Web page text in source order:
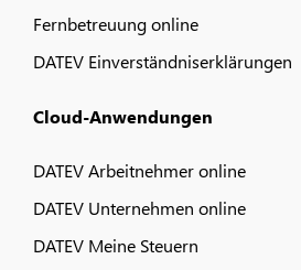
Fernbetreuung online
DATEV Einverständniserklärungen
Cloud-Anwendungen
DATEV Arbeitnehmer online
DATEV Unternehmen online
DATEV Meine Steuern